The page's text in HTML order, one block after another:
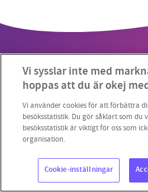
Copyright 2023 ©
nyhetsbevakning och
utveckla vårt arbete –
vill hjälpa
Stötta vårt arbete genom
Läs vad vi
Vi sysslar inte med
hoppas att du är okej
Vi använder cookies för att förbättra
besöksstatistik. Du gör såklart som du
besöksstatistik är viktigt för oss som
organisation.
Cookie-inställningar